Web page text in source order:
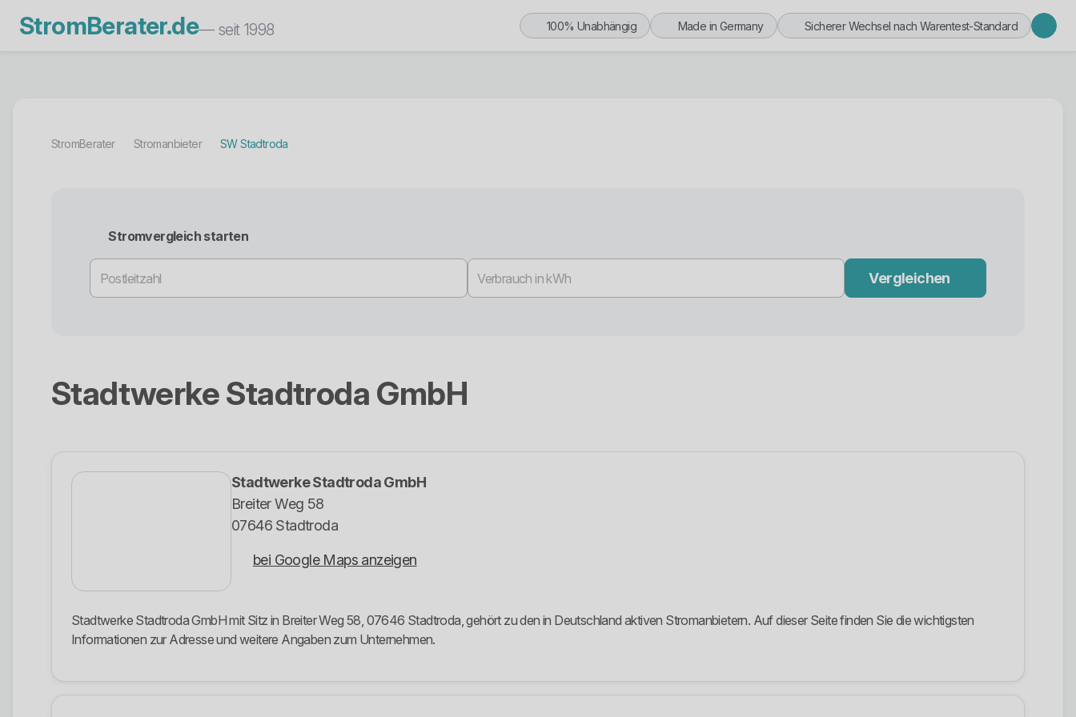
StromBerater.de— seit 1998 100% Unabhängig Made in Germany Sicherer Wechsel nach Warentest-Standard
StromBerater Stromanbieter SW Stadtroda
Stromvergleich starten
Vergleichen
Stadtwerke Stadtroda GmbH
Stadtwerke Stadtroda GmbH
Breiter Weg 58
07646 Stadtroda
bei Google Maps anzeigen
Stadtwerke Stadtroda GmbH mit Sitz in Breiter Weg 58, 07646 Stadtroda, gehört zu den in Deutschland aktiven Stromanbietern. Auf dieser Seite finden Sie die wichtigsten
Informationen zur Adresse und weitere Angaben zum Unternehmen.